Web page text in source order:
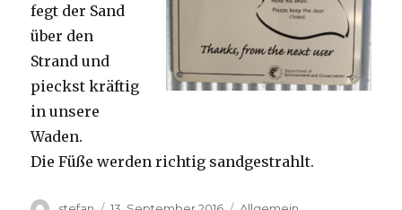
fegt der Sand
über den
Strand und
pieckst kräftig
in unsere
Waden.
Die Füße werden richtig sandgestrahlt.
Autor
Veröffentlicht
Kategorien